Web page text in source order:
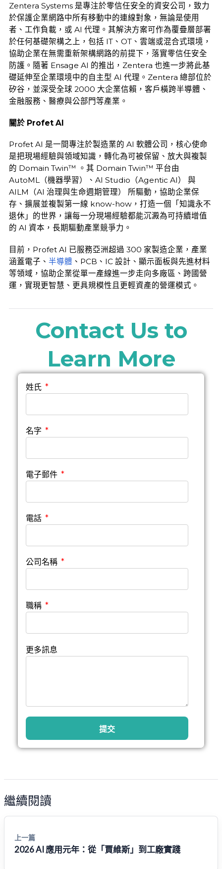
Zentera Systems 是專注於零信任安全的資安公司，致力
於保護企業網路中所有移動中的連線對象，無論是使用
者、工作負載，或 AI 代理。其解決方案可作為覆疊層部署
於任何基礎架構之上，包括 IT、OT、雲端或混合式環境，
協助企業在無需重新架構網路的前提下，落實零信任安全
防護。隨著 Ensage AI 的推出，Zentera 也進一步將此基
礎延伸至企業環境中的自主型 AI 代理。Zentera 總部位於
矽谷，並深受全球 2000 大企業信賴，客戶橫跨半導體、
金融服務、醫療與公部門等產業。
關於 Profet AI
Profet AI 是一間專注於製造業的 AI 軟體公司，核心使命
是把現場經驗與領域知識，轉化為可被保留、放大與複製
的 Domain Twin™ 。其 Domain Twin™ 平台由
AutoML（機器學習）、AI Studio（Agentic AI） 與
AILM（AI 治理與生命週期管理） 所驅動，協助企業保
存、擴展並複製第一線 know-how，打造一個「知識永不
退休」的世界，讓每一分現場經驗都能沉澱為可持續增值
的 AI 資本，長期驅動產業競爭力。
目前，Profet AI 已服務亞洲超過 300 家製造企業，產業
涵蓋電子、半導體 、PCB、IC 設計、顯示面板與先進材料
等領域，協助企業從單一產線進一步走向多廠區、跨國營
運，實現更智慧、更具規模性且更輕資產的營運模式。
Contact Us to
Learn More
姓氏
名字
電子郵件
電話
公司名稱
職稱
更多訊息
提交
繼續閱讀
上一篇
2026 AI 應用元年：從「賈維斯」到工廠實踐